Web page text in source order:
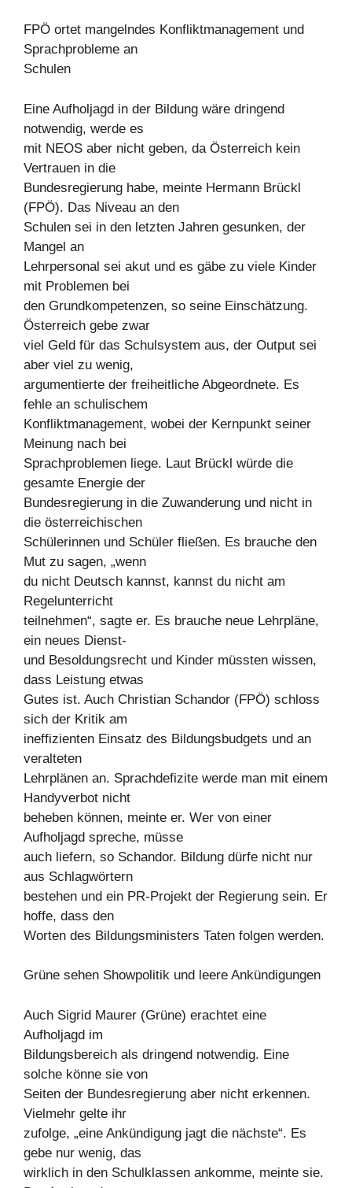
FPÖ ortet mangelndes Konfliktmanagement und
Sprachprobleme an
Schulen
Eine Aufholjagd in der Bildung wäre dringend
notwendig, werde es
mit NEOS aber nicht geben, da Österreich kein
Vertrauen in die
Bundesregierung habe, meinte Hermann Brückl
(FPÖ). Das Niveau an den
Schulen sei in den letzten Jahren gesunken, der
Mangel an
Lehrpersonal sei akut und es gäbe zu viele Kinder
mit Problemen bei
den Grundkompetenzen, so seine Einschätzung.
Österreich gebe zwar
viel Geld für das Schulsystem aus, der Output sei
aber viel zu wenig,
argumentierte der freiheitliche Abgeordnete. Es
fehle an schulischem
Konfliktmanagement, wobei der Kernpunkt seiner
Meinung nach bei
Sprachproblemen liege. Laut Brückl würde die
gesamte Energie der
Bundesregierung in die Zuwanderung und nicht in
die österreichischen
Schülerinnen und Schüler fließen. Es brauche den
Mut zu sagen, „wenn
du nicht Deutsch kannst, kannst du nicht am
Regelunterricht
teilnehmen“, sagte er. Es brauche neue Lehrpläne,
ein neues Dienst-
und Besoldungsrecht und Kinder müssten wissen,
dass Leistung etwas
Gutes ist. Auch Christian Schandor (FPÖ) schloss
sich der Kritik am
ineffizienten Einsatz des Bildungsbudgets und an
veralteten
Lehrplänen an. Sprachdefizite werde man mit einem
Handyverbot nicht
beheben können, meinte er. Wer von einer
Aufholjagd spreche, müsse
auch liefern, so Schandor. Bildung dürfe nicht nur
aus Schlagwörtern
bestehen und ein PR-Projekt der Regierung sein. Er
hoffe, dass den
Worten des Bildungsministers Taten folgen werden.
Grüne sehen Showpolitik und leere Ankündigungen
Auch Sigrid Maurer (Grüne) erachtet eine
Aufholjagd im
Bildungsbereich als dringend notwendig. Eine
solche könne sie von
Seiten der Bundesregierung aber nicht erkennen.
Vielmehr gelte ihr
zufolge, „eine Ankündigung jagt die nächste“. Es
gebe nur wenig, das
wirklich in den Schulklassen ankomme, meinte sie.